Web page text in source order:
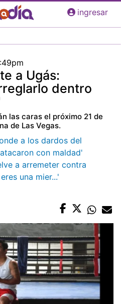
Pasar
al
principal
ingresar
a Ugás:
dentro
las caras el próximo 21 de
de Las Vegas.
a los dardos del
con maldad'
a arremeter contra
una mier...'